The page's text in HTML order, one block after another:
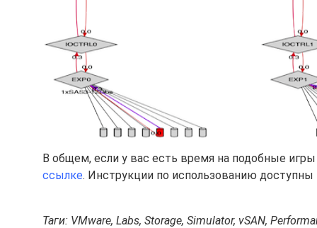
В общем, если у вас есть время на подобные
ссылке. Инструкции по использованию
Таги: VMware, Labs, Storage, Simulator, vSAN,